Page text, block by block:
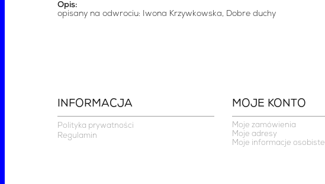
Opis:
opisany na odwrociu: Iwona Krzywkowska, Dobre duchy
INFORMACJA
Polityka prywatności
Regulamin
MOJE KONTO
Moje zamówienia
Moje adresy
Moje informacje osobiste